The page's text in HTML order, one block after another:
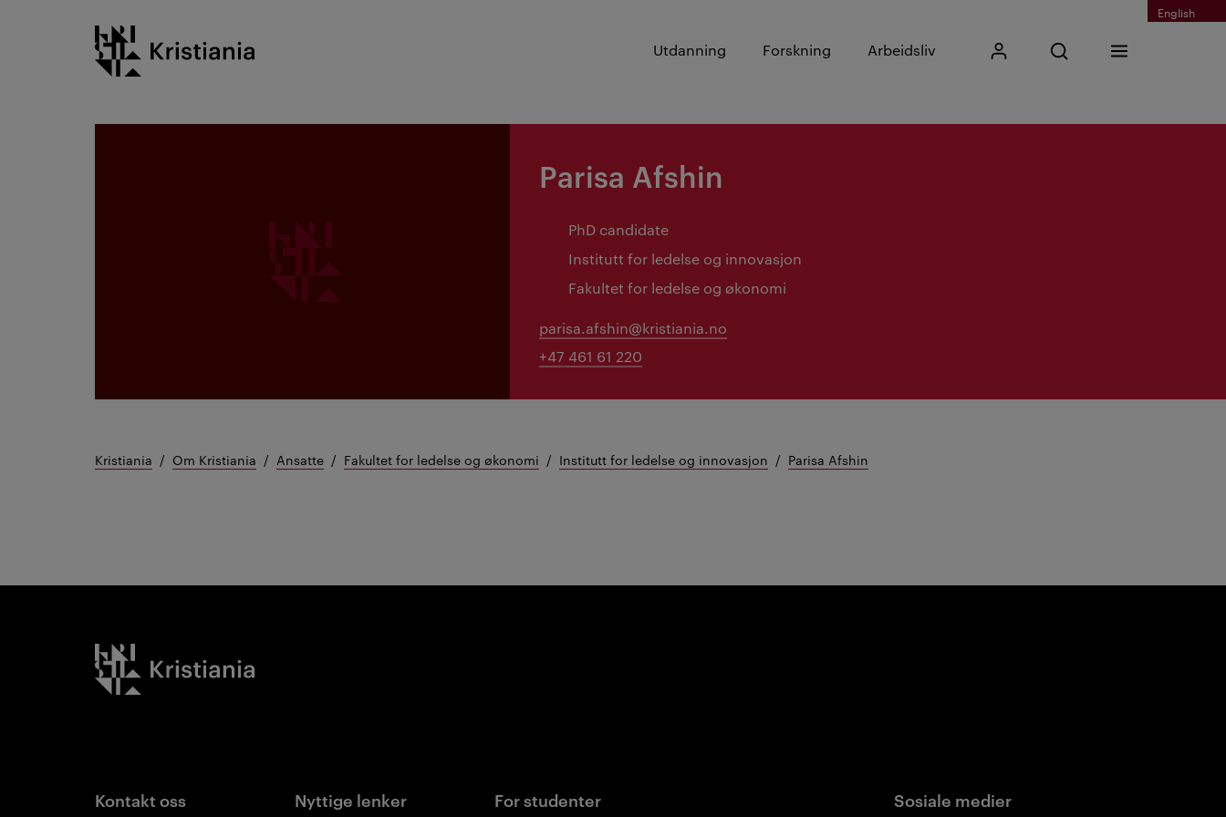
English
Kristiania logo
Utdanning Forskning Arbeidsliv Mitt KristianiaÅpne søk
Skriv inn søkefrase
Søk
Meny
Parisa Afshin
PhD candidate
Institutt for ledelse og innovasjon
Fakultet for ledelse og økonomi
parisa.afshin@kristiania.no
+47 461 61 220
Kristiania Om Kristiania Ansatte Fakultet for ledelse og økonomi Institutt for ledelse og innovasjon Parisa Afshin
Kristiania logo
Kontakt oss Nyttige lenker For studenter Sosiale medier